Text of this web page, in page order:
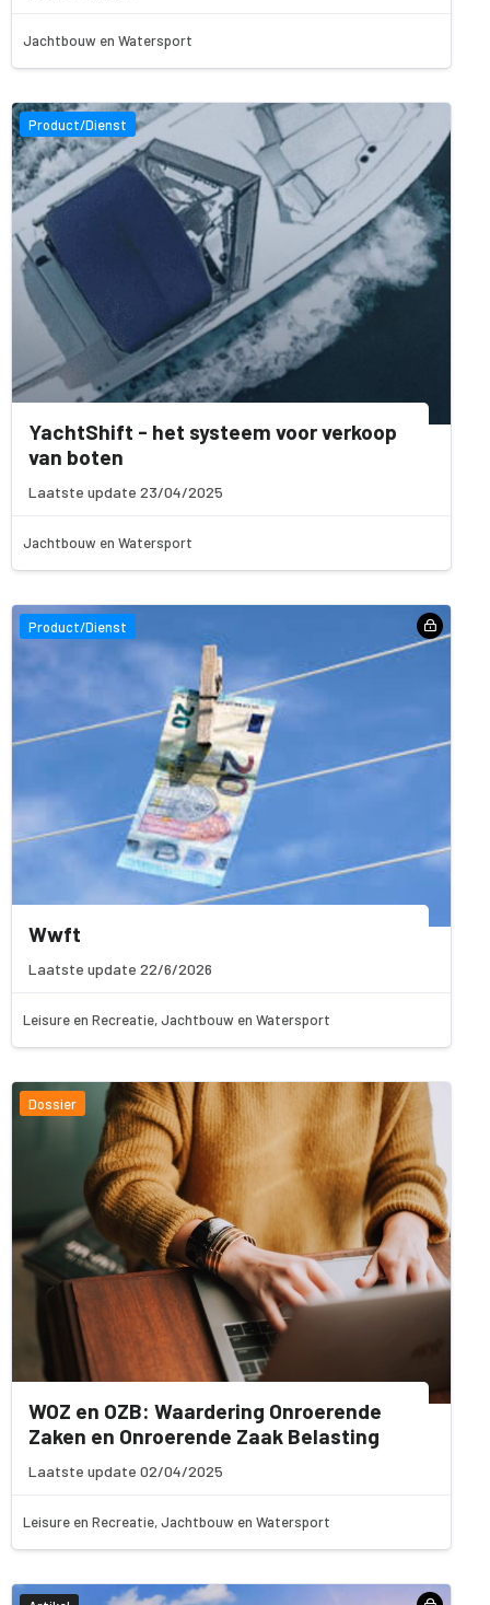
Jachtbouw en Watersport
Product/Dienst
YachtShift - het systeem voor verkoop
van boten
Laatste update 23/04/2025
Jachtbouw en Watersport
Product/Dienst
Wwft
Laatste update 22/6/2026
Leisure en Recreatie, Jachtbouw en Watersport
Dossier
WOZ en OZB: Waardering Onroerende
Zaken en Onroerende Zaak Belasting
Laatste update 02/04/2025
Leisure en Recreatie, Jachtbouw en Watersport